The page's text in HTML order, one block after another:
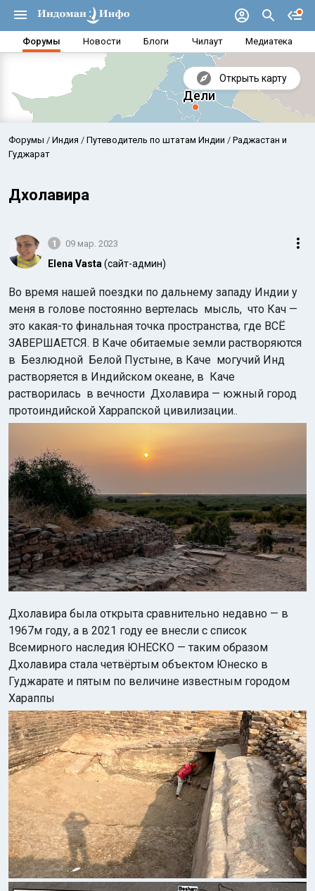
Форумы Новости Блоги Чилаут Медиатека
Открыть карту
Аравийское море
Форумы Индия Путеводитель по штатам Индии
Раджастан и
Гуджарат
Дхолавира
1 09 мар. 2023
Elena Vasta (сайт-админ)
Во время нашей поездки по дальнему западу Индии у
меня в голове постоянно вертелась мысль, что Кач —
это какая-то финальная точка пространства, где ВСЁ
ЗАВЕРШАЕТСЯ. В Каче обитаемые земли растворяются
в Безлюдной Белой Пустыне, в Каче могучий Инд
растворяется в Индийском океане, в Каче
растворилась в вечности Дхолавира — южный город
протоиндийской Харрапской цивилизации..
Дхолавира была открыта сравнительно недавно — в
1967м году, а в 2021 году ее внесли с список
Всемирного наследия ЮНЕСКО — таким образом
Дхолавира стала четвёртым объектом Юнеско в
Гуджарате и пятым по величине известным городом
Хараппы